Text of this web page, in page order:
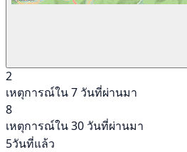
2
เหตุการณ์ใน 7 วันที่ผ่านมา
8
เหตุการณ์ใน 30 วันที่ผ่านมา
5วันที่แล้ว